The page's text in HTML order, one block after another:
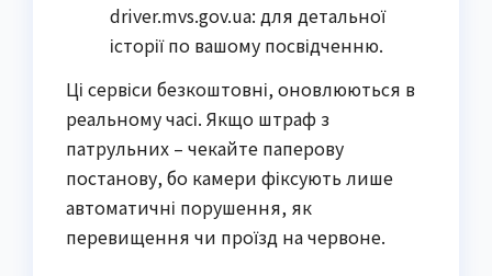
driver.mvs.gov.ua: для детальної
історії по вашому посвідченню.
Ці сервіси безкоштовні, оновлюються в
реальному часі. Якщо штраф з
патрульних – чекайте паперову
постанову, бо камери фіксують лише
автоматичні порушення, як
перевищення чи проїзд на червоне.